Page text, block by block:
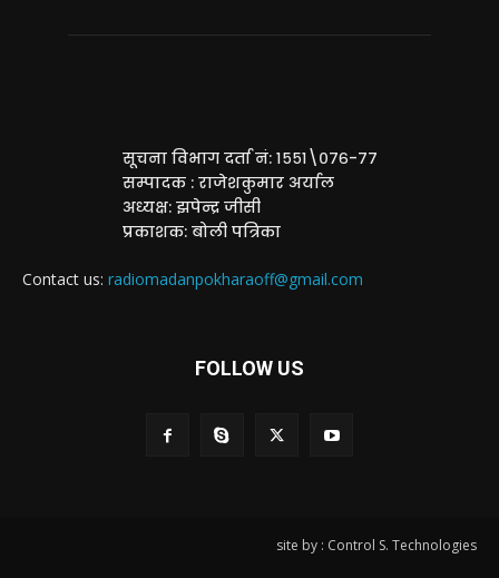
सूचना विभाग दर्ता नं: १५५१\०७६-७७
सम्पादक : राजेशकुमार अर्याल
अध्यक्ष: झपेन्द्र जीसी
प्रकाशक: बोली पत्रिका
Contact us: radiomadanpokharaoff@gmail.com
FOLLOW US
site by : Control S. Technologies